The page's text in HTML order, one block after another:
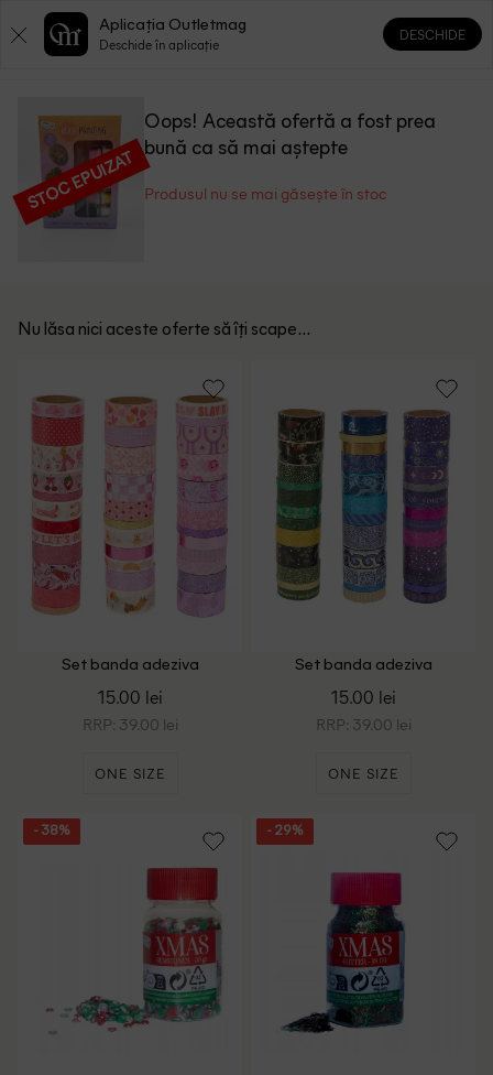
0 0
STOC EPUIZAT
Oops! Această ofertă a fost prea
bună ca să mai aștepte
Produsul nu se mai găsește în stoc
Nu lăsa nici aceste oferte să îți scape...
Set banda adeziva
Craft Sensations, mix culori
15.00 lei
RRP: 39.00 lei
ONE SIZE
Set banda adeziva
Craft Sensations, mix culori
15.00 lei
RRP: 39.00 lei
ONE SIZE
- 38% - 29%
Aplicația Outletmag
Deschide în aplicație
DESCHIDE